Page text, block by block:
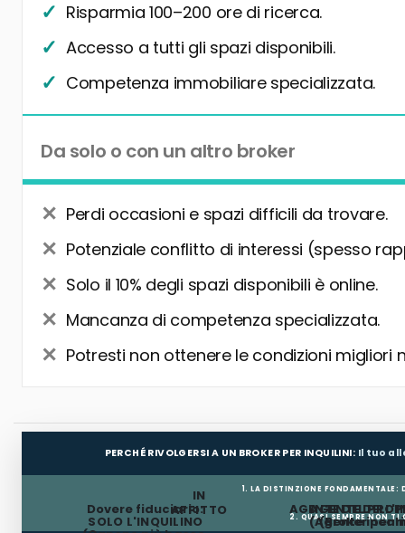
Risparmia 100–200 ore di ricerca.
Accesso a tutti gli spazi disponibili.
Competenza immobiliare specializzata.
Da solo o con un altro broker
Perdi occasioni e spazi difficili da trovare.
Potenziale conflitto di interessi (spesso
Solo il 10% degli spazi disponibili è online.
Mancanza di competenza specializzata.
Potresti non ottenere le condizioni migliori
PERCHÉ RIVOLGERSI A UN BROKER PER INQUILINI: Il tuo
1. LA DISTINZIONE FONDAMENTALE:
AGENTE DEL
(Agente
IN
AFFITTO
AGENTE
(Broker per
Dovere fiduciario:
SOLO L'INQUILINO 2. QUASI SEMPRE NON TI